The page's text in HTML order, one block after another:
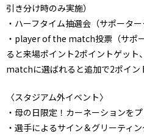
引き分け時のみ実施）
・ハーフタイム抽選会（サポーター
・player of the match投票（サポ
ると来場ポイント2ポイントゲッ
matchに選ばれると追加で2ポイン
〈スタジアム外イベント〉
・母の日限定！カーネーションをプ
・選手によるサイン＆グリーティ